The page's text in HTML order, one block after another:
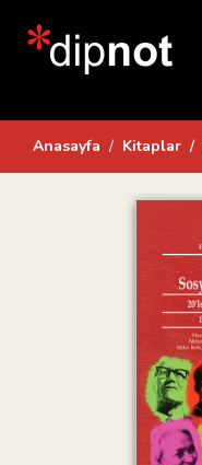
Anasayfa Kitaplar